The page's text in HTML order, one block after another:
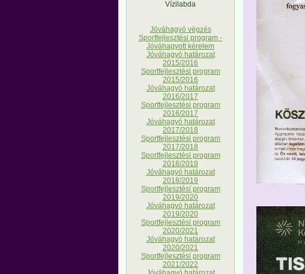
Vízilabda
Jóváhagyó végzés
Sportfejlesztési program -
Jóváhagyott kérelem
Jóváhagyó határozat
2015/2016
Sportfejlesztési program
2015/2016
Jóváhagyó határozat
2016/2017
Sportfejlesztési program
2016/2017
Jóváhagyó határozat
2017/2018
Sportfejlesztési program
2017/2018
Sportfejlesztési program
2018/2019
Jóváhagyó határozat
2018/2019
Sportfejlesztési program
2019/2020
Jóváhagyó határozat
2019/2020
Sportfejlesztési program
2020/2021
Jóváhagyó határozat
2020/2021
Sportfejlesztési program
2021/2022